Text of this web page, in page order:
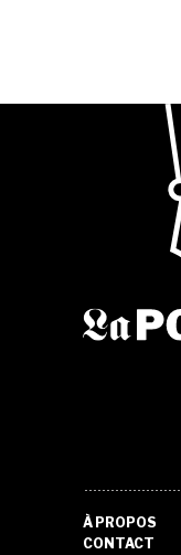
À PROPOS
CONTACT